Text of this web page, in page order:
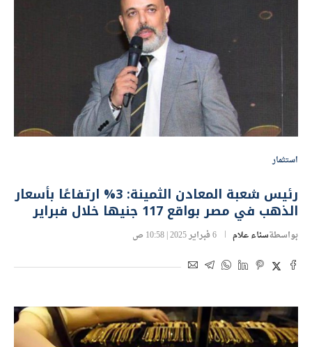
استثمار
رئيس شعبة المعادن الثمينة: 3% ارتفاعًا بأسعار
الذهب في مصر بواقع 117 جنيها خلال فبراير
بواسطةسناء علام 6 فبراير 2025 | 10:58 ص